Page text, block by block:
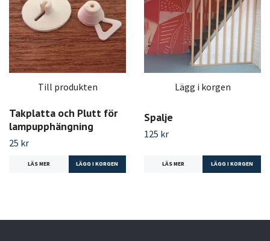
Till produkten
Takplatta och Plutt för
lampupphängning
25 kr
LÄS MER
Lägg i korgen
Spalje
125 kr
LÄS MER LÄGG I KORGEN